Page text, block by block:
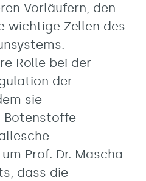
Vorläufern, den
wichtige Zellen des
Rolle bei der
der
sie
Botenstoffe
Prof. Dr. Mascha
dass die